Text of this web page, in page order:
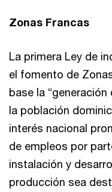
Zonas Francas
La primera Ley de
el fomento de
base la
la población
interés nacional
de empleos por
instalación y
producción sea